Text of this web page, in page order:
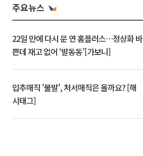
주요뉴스
22일 만에 다시 문 연 홈플러스…정상화 바
쁜데 재고 없어 ‘발동동’[가보니]
입추매직 '불발', 처서매직은 올까요? [해
시태그]